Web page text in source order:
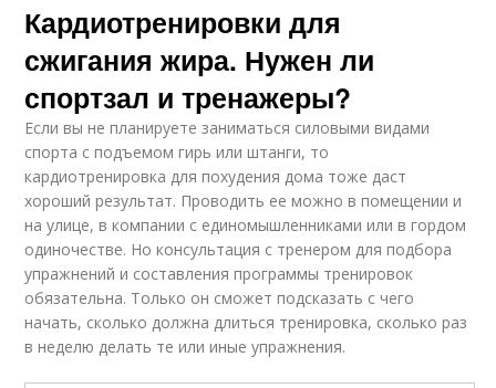
Кардиотренировки для
сжигания жира. Нужен ли
спортзал и тренажеры?
Если вы не планируете заниматься силовыми видами
спорта с подъемом гирь или штанги, то
кардиотренировка для похудения дома тоже даст
хороший результат. Проводить ее можно в помещении и
на улице, в компании с единомышленниками или в гордом
одиночестве. Но консультация с тренером для подбора
упражнений и составления программы тренировок
обязательна. Только он сможет подсказать с чего
начать, сколько должна длиться тренировка, сколько раз
в неделю делать те или иные упражнения.